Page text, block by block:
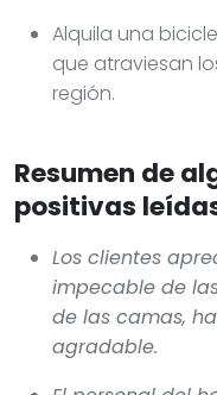
Alquila una
que atraviesan
región.
Resumen de
positivas
Los clientes
impecable de
de las camas,
agradable.